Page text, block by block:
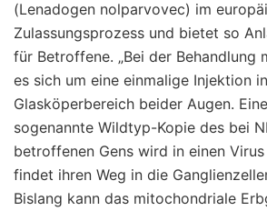
(Lenadogen nolparvovec) im
Zulassungsprozess und bietet so
für Betroffene. „Bei der Behandlung
es sich um eine einmalige Injektion
Glasköperbereich beider Augen.
sogenannte Wildtyp-Kopie des bei
betroffenen Gens wird in einen
findet ihren Weg in die
Bislang kann das mitochondriale